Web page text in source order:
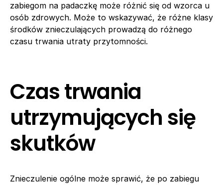
zabiegom na padaczkę może różnić się od wzorca u
osób zdrowych. Może to wskazywać, że różne klasy
środków znieczulających prowadzą do różnego
czasu trwania utraty przytomności.
Czas trwania
utrzymujących się
skutków
Znieczulenie ogólne może sprawić, że po zabiegu